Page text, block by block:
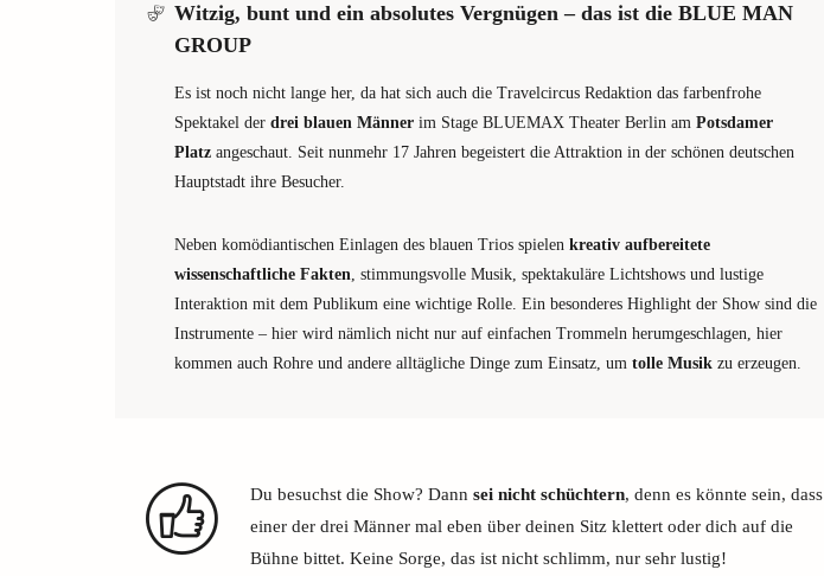
Witzig, bunt und ein absolutes Vergnügen – das ist die BLUE MAN
GROUP
Es ist noch nicht lange her, da hat sich auch die Travelcircus Redaktion das farbenfrohe
Spektakel der drei blauen Männer im Stage BLUEMAX Theater Berlin am Potsdamer
Platz angeschaut. Seit nunmehr 17 Jahren begeistert die Attraktion in der schönen deutschen
Hauptstadt ihre Besucher.
Neben komödiantischen Einlagen des blauen Trios spielen kreativ aufbereitete
wissenschaftliche Fakten, stimmungsvolle Musik, spektakuläre Lichtshows und lustige
Interaktion mit dem Publikum eine wichtige Rolle. Ein besonderes Highlight der Show sind die
Instrumente – hier wird nämlich nicht nur auf einfachen Trommeln herumgeschlagen, hier
kommen auch Rohre und andere alltägliche Dinge zum Einsatz, um tolle Musik zu erzeugen.
Du besuchst die Show? Dann sei nicht schüchtern, denn es könnte sein, dass
einer der drei Männer mal eben über deinen Sitz klettert oder dich auf die
Bühne bittet. Keine Sorge, das ist nicht schlimm, nur sehr lustig!